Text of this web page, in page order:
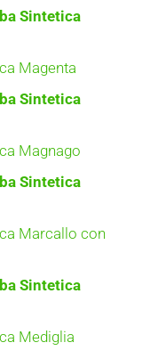
Sintetica
Magenta
Sintetica
Magnago
Sintetica
Marcallo con
Sintetica
Mediglia